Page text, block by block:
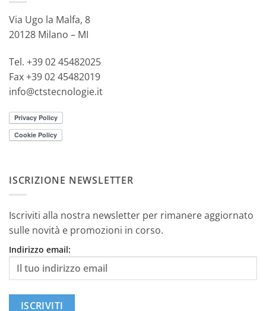
Via Ugo la Malfa, 8
20128 Milano – MI
Tel. +39 02 45482025
Fax +39 02 45482019
info@ctstecnologie.it
ISCRIZIONE NEWSLETTER
Iscriviti alla nostra newsletter per rimanere aggiornato
sulle novità e promozioni in corso.
Indirizzo email: